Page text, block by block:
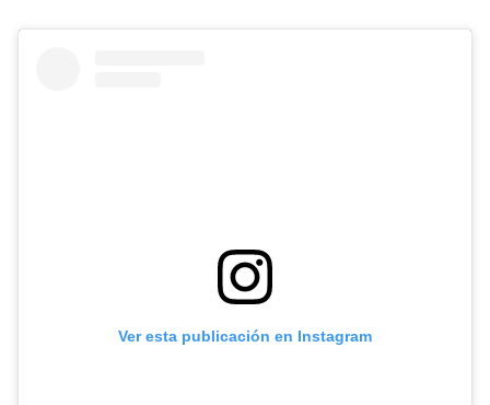
Ver esta publicación en Instagram